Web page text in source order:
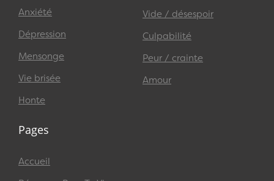
Anxiété
Dépression
Mensonge
Vie brisée
Honte
Vide / désespoir
Culpabilité
Peur / crainte
Amour
Pages
Accueil